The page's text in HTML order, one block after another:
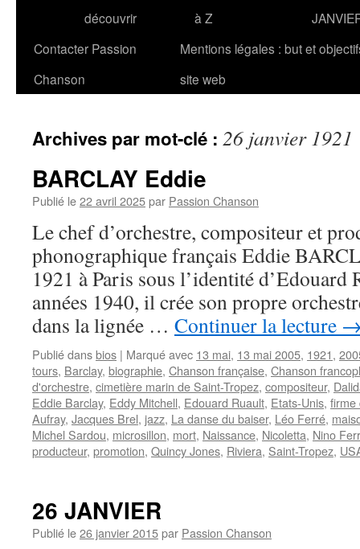
découvrir
à Z
Contacter Passion
Chanson
Mentions légales : but et
site web
Archives par mot-clé : 26 janvier 1921
BARCLAY Eddie
Publié le22 avril 2025par Passion Chanson
Le chef d’orchestre, compositeur et
phonographique français Eddie
1921 à Paris sous l’identité d’Edouard
années 1940, il crée son propre
dans la lignée … Continuer la lecture
Publié dansbios | Marqué avec 13 mai, 13 mai 2005, 1921,
tours, Barclay, biographie, Chanson française, Chanson
d'orchestre, cimetière marin de Saint-Tropez, compositeur,
Eddie Barclay, Eddy Mitchell, Edouard Ruault, Etats-Unis, firme
Aufray, Jacques Brel, jazz, La danse du baiser, Léo Ferré,
Michel Sardou, microsillon, mort, Naissance, Nicoletta, Nino
producteur, promotion, Quincy Jones, Riviera, Saint-Tropez,
26 JANVIER
Publié le26 janvier 2015par Passion Chanson